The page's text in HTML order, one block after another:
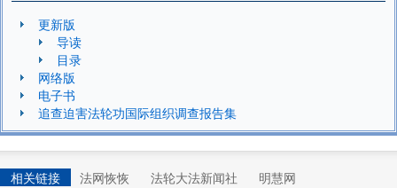
更新版
导读
目录
网络版
电子书
追查迫害法轮功国际组织调查报告集
相关链接 法网恢恢 法轮大法新闻社
明慧网